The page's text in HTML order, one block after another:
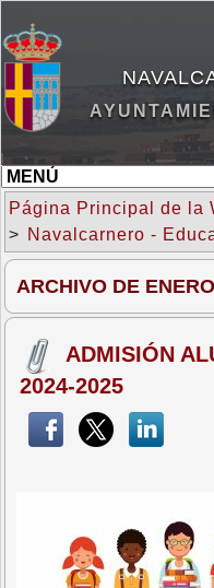
Página Principal de la
> Navalcarnero -
ARCHIVO DE
ADMISIÓN
2024-2025